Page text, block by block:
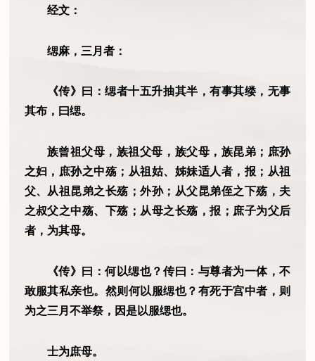
经文：
缌麻，三月者：
《传》曰：缌者十五升抽其半，有事其缕，无事
其布，曰缌。
族曾祖父母，族祖父母，族父母，族昆弟；庶孙
之妇，庶孙之中殇；从祖姑、姊妹适人者，报；从祖
父、从祖昆弟之长殇；外孙；从父昆弟侄之下殇，夫
之叔父之中殇、下殇；从母之长殇，报；庶子为父后
者，为其母。
《传》曰：何以缌也？传曰：与尊者为一体，不
敢服其私亲也。然则何以服缌也？有死于宫中者，则
为之三月不举祭，因是以服缌也。
士为庶母。